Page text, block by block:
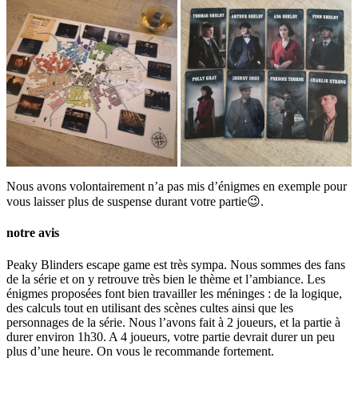
Nous avons volontairement n’a pas mis d’énigmes en exemple pour
vous laisser plus de suspense durant votre partie😉.
notre avis
Peaky Blinders escape game est très sympa. Nous sommes des fans
de la série et on y retrouve très bien le thème et l’ambiance. Les
énigmes proposées font bien travailler les méninges : de la logique,
des calculs tout en utilisant des scènes cultes ainsi que les
personnages de la série. Nous l’avons fait à 2 joueurs, et la partie à
durer environ 1h30. A 4 joueurs, votre partie devrait durer un peu
plus d’une heure. On vous le recommande fortement.